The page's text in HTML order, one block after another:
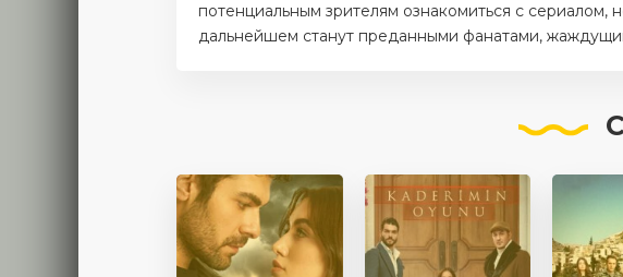
потенциальным зрителям ознакомиться с сериалом,
дальнейшем станут преданными фанатами,